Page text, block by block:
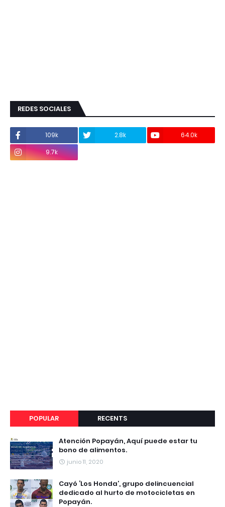
REDES SOCIALES
109k 2.8k
64.0k
9.7k
POPULAR RECENTS
Atención Popayán, Aquí puede estar tu
bono de alimentos.
junio 11, 2020
Cayó ‘Los Honda’, grupo delincuencial
dedicado al hurto de motocicletas en
Popayán.